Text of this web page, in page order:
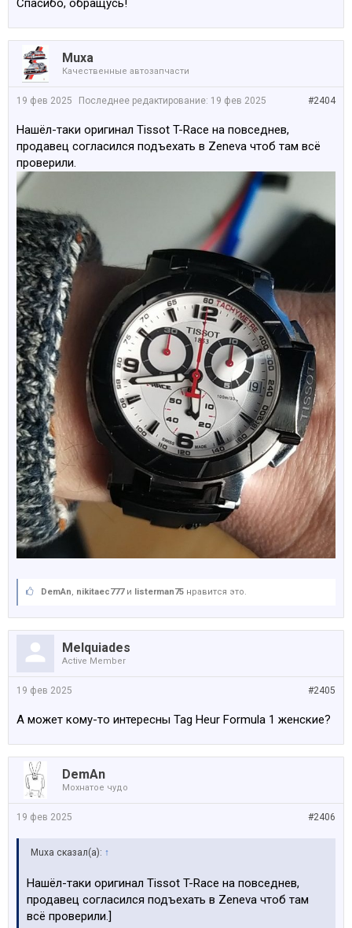
Спасибо, обращусь!
Muxa
Качественные автозапчасти
#2404
19 фев 2025 Последнее редактирование: 19 фев 2025
Нашёл-таки оригинал Tissot T-Race на повседнев,
продавец согласился подъехать в Zeneva чтоб там всё
проверили.
DemAn, nikitaec777и listerman75 нравится это.
Melquiades
Active Member
#2405
19 фев 2025
А может кому-то интересны Tag Heur Formula 1 женские?
DemAn
Мохнатое чудо
#2406
19 фев 2025
Muxa сказал(а): ↑
Нашёл-таки оригинал Tissot T-Race на повседнев,
продавец согласился подъехать в Zeneva чтоб там
всё проверили.]